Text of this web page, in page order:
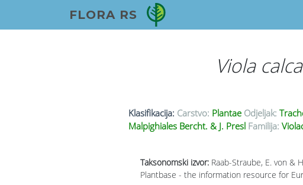
FLORA RS
Viola
Klasifikacija: Carstvo: Plantae Odjeljak:
Malpighiales Bercht. & J. Presl Familija:
Taksonomski izvor: Raab-Straube, E. von &
Plantbase - the information resource for